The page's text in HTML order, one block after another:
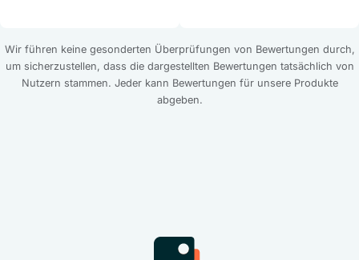
Wir führen keine gesonderten Überprüfungen von Bewertungen durch,
um sicherzustellen, dass die dargestellten Bewertungen tatsächlich von
Nutzern stammen. Jeder kann Bewertungen für unsere Produkte
abgeben.